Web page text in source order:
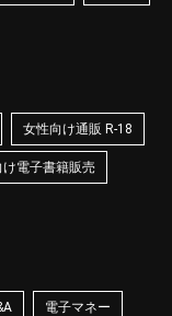
女性向け通販 R-18
け電子書籍販売
電子マネー